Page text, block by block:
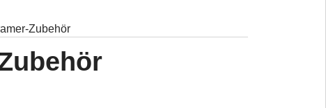
Zubehör